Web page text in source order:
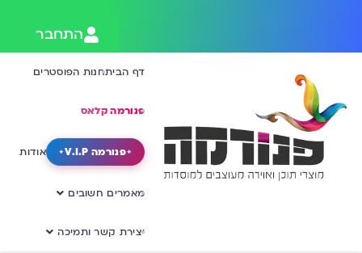
התחבר
דף הביתחנות הפוסטרים
פנורמה קלאס
פנורמה V.I.P אודות
מאמרים חשובים
יצירת קשר ותמיכה